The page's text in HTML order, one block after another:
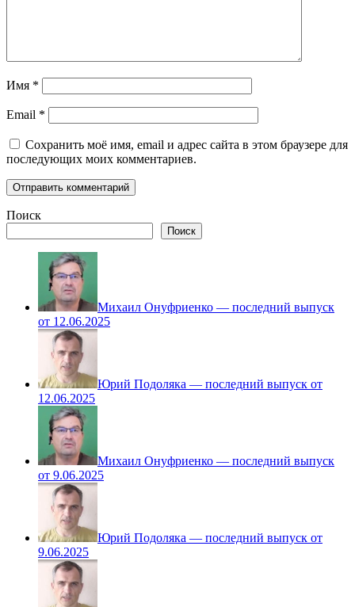
Имя *
Email *
Сохранить моё имя, email и адрес сайта в этом браузере для
последующих моих комментариев.
Поиск
Поиск
Михаил Онуфриенко — последний выпуск
от 12.06.2025
Юрий Подоляка — последний выпуск от
12.06.2025
Михаил Онуфриенко — последний выпуск
от 9.06.2025
Юрий Подоляка — последний выпуск от
9.06.2025